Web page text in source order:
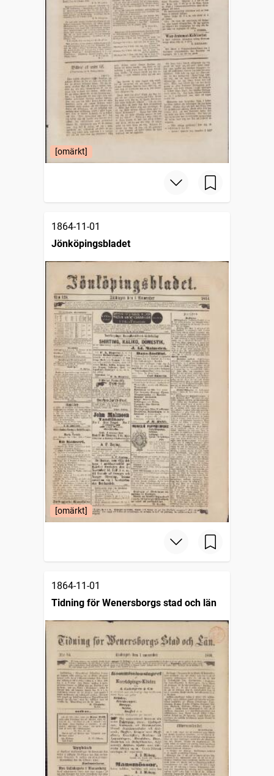
[omärkt]
1864-11-01
Jönköpingsbladet
[omärkt]
1864-11-01
Tidning för Wenersborgs stad och län